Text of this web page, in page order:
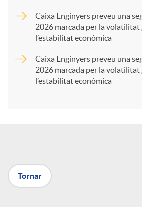
X
Caixa Enginyers preveu una
2026 marcada per la volatilitat
l’estabilitat econòmica
Caixa Enginyers preveu una
2026 marcada per la volatilitat
l’estabilitat econòmica
Tornar